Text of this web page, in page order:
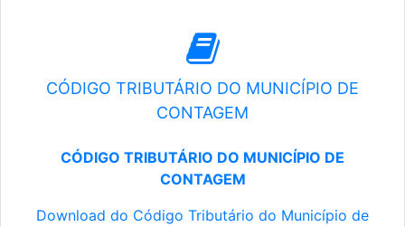
CÓDIGO TRIBUTÁRIO DO MUNICÍPIO DE
CONTAGEM
CÓDIGO TRIBUTÁRIO DO MUNICÍPIO DE
CONTAGEM
Download do Código Tributário do Município de